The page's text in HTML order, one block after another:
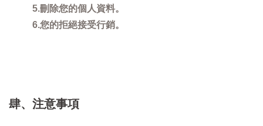
5.刪除您的個人資料。
6.您的拒絕接受行銷。
肆、注意事項